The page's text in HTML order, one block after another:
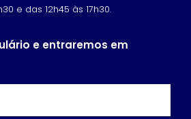
e das 12h45 às 17h30.
e entraremos em